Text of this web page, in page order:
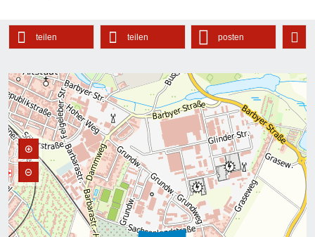
teilen teilen posten